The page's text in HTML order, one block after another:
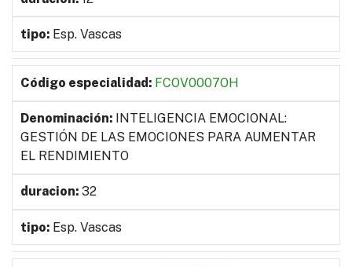
Esp. Vascas
FCOV0007OH
INTELIGENCIA EMOCIONAL:
GESTIÓN DE LAS EMOCIONES PARA AUMENTAR
EL RENDIMIENTO
32
Esp. Vascas